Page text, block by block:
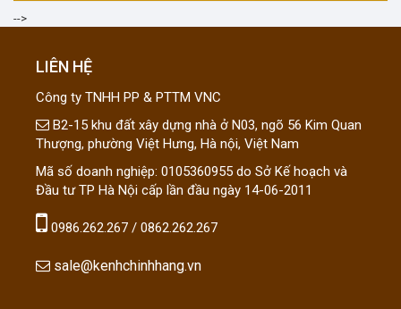
-->
LIÊN HỆ
Công ty TNHH PP & PTTM VNC
B2-15 khu đất xây dựng nhà ở N03, ngõ 56 Kim Quan
Thượng, phường Việt Hưng, Hà nội, Việt Nam
Mã số doanh nghiệp: 0105360955 do Sở Kế hoạch và
Đầu tư TP Hà Nội cấp lần đầu ngày 14-06-2011
0986.262.267 / 0862.262.267
sale@kenhchinhhang.vn